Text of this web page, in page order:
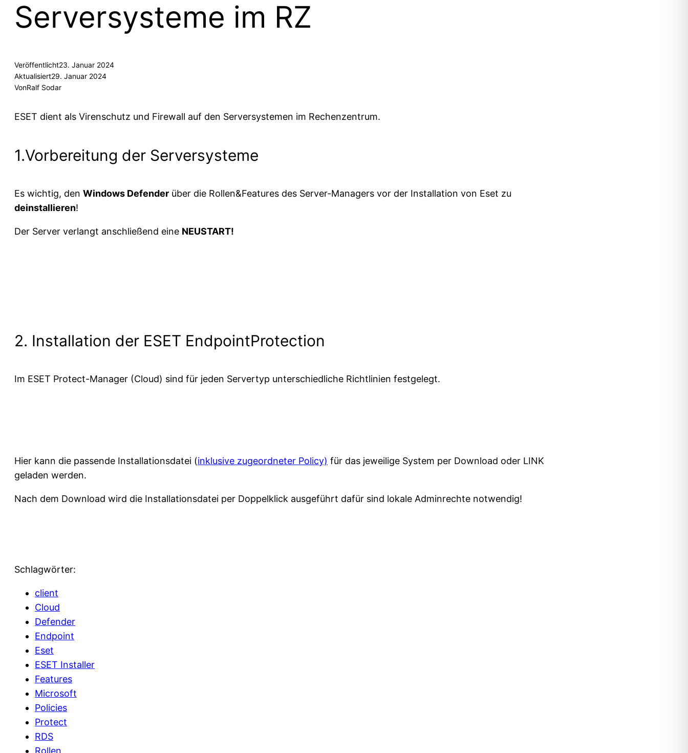
Serversysteme im RZ
Veröffentlicht23. Januar 2024
Aktualisiert29. Januar 2024
VonRalf Sodar
ESET dient als Virenschutz und Firewall auf den Serversystemen im Rechenzentrum.
1.Vorbereitung der Serversysteme
Es wichtig, den Windows Defender über die Rollen&Features des Server-Managers vor der Installation von Eset zu
deinstallieren!
Der Server verlangt anschließend eine NEUSTART!
2. Installation der ESET EndpointProtection
Im ESET Protect-Manager (Cloud) sind für jeden Servertyp unterschiedliche Richtlinien festgelegt.
Hier kann die passende Installationsdatei (inklusive zugeordneter Policy) für das jeweilige System per Download oder LINK
geladen werden.
Nach dem Download wird die Installationsdatei per Doppelklick ausgeführt dafür sind lokale Adminrechte notwendig!
Schlagwörter:
client
Cloud
Defender
Endpoint
Eset
ESET Installer
Features
Microsoft
Policies
Protect
RDS
Rollen